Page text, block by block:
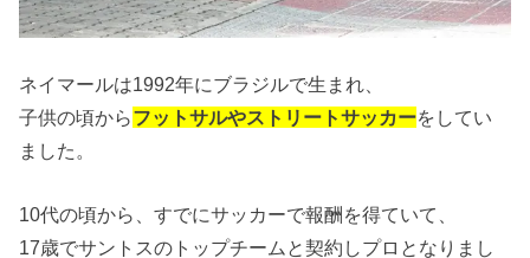
ネイマールは1992年にブラジルで生まれ、
子供の頃からフットサルやストリートサッカーをしてい
ました。
10代の頃から、すでにサッカーで報酬を得ていて、
17歳でサントスのトップチームと契約しプロとなりまし